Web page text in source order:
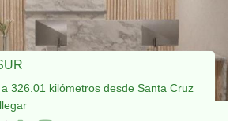
326.01 kilómetros desde Santa Cruz